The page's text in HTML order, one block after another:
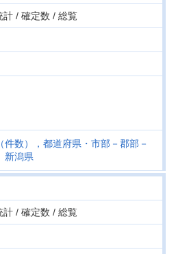
計 / 確定数 / 総覧
件数），都道府県・市部－郡部－
潟県
計 / 確定数 / 総覧